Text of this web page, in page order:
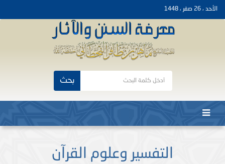
الأحد ، 26 صفر ، 1448
بحث
التفسير وعلوم القرآن